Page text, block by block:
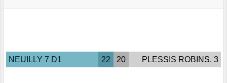
NEUILLY 7 D1 22 20 PLESSIS ROBINS. 3